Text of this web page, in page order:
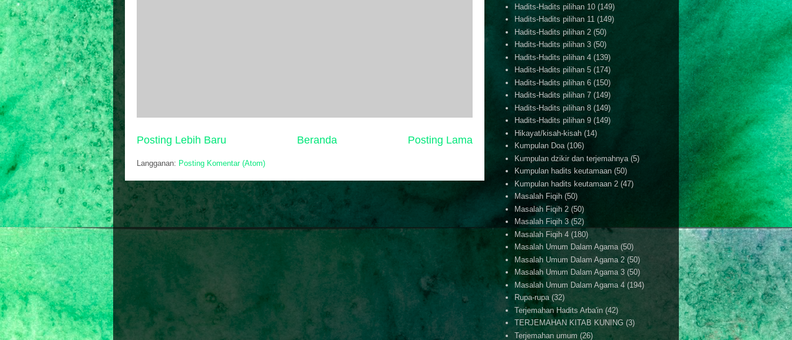
Posting Lebih Baru Posting Lama
Beranda
Langganan: Posting Komentar (Atom)
Hadits-Hadits pilihan 10 (149)
Hadits-Hadits pilihan 11 (149)
Hadits-Hadits pilihan 2 (50)
Hadits-Hadits pilihan 3 (50)
Hadits-Hadits pilihan 4 (139)
Hadits-Hadits pilihan 5 (174)
Hadits-Hadits pilihan 6 (150)
Hadits-Hadits pilihan 7 (149)
Hadits-Hadits pilihan 8 (149)
Hadits-Hadits pilihan 9 (149)
Hikayat/kisah-kisah (14)
Kumpulan Doa (106)
Kumpulan dzikir dan terjemahnya (5)
Kumpulan hadits keutamaan (50)
Kumpulan hadits keutamaan 2 (47)
Masalah Fiqih (50)
Masalah Fiqih 2 (50)
Masalah Fiqih 3 (52)
Masalah Fiqih 4 (180)
Masalah Umum Dalam Agama (50)
Masalah Umum Dalam Agama 2 (50)
Masalah Umum Dalam Agama 3 (50)
Masalah Umum Dalam Agama 4 (194)
Rupa-rupa (32)
Terjemahan Hadits Arba'in (42)
TERJEMAHAN KITAB KUNING (3)
Terjemahan umum (26)